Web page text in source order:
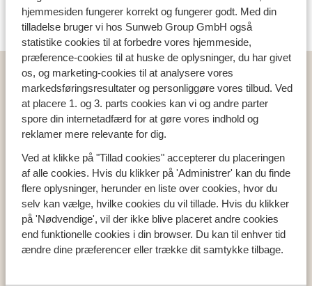
hjemmesiden fungerer korrekt og fungerer godt. Med din
tilladelse bruger vi hos Sunweb Group GmbH også
statistike cookies til at forbedre vores hjemmeside,
præference-cookies til at huske de oplysninger, du har givet
os, og marketing-cookies til at analysere vores
markedsføringsresultater og personliggøre vores tilbud. Ved
at placere 1. og 3. parts cookies kan vi og andre parter
spore din internetadfærd for at gøre vores indhold og
reklamer mere relevante for dig.
Ved at klikke på "Tillad cookies" accepterer du placeringen
af alle cookies. Hvis du klikker på 'Administrer' kan du finde
flere oplysninger, herunder en liste over cookies, hvor du
selv kan vælge, hvilke cookies du vil tillade. Hvis du klikker
på 'Nødvendige', vil der ikke blive placeret andre cookies
end funktionelle cookies i din browser. Du kan til enhver tid
ændre dine præferencer eller trække dit samtykke tilbage.
Populære lande
Tyrkiet
Grækenland
Egypten
Cypern
Populære regioner
Tyrkiets sydkyst
Kreta
Mallorca